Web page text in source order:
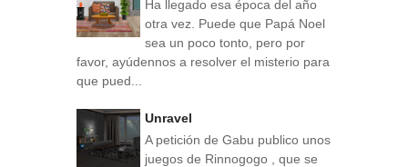
Ha llegado esa época del año
otra vez. Puede que Papá Noel
sea un poco tonto, pero por
favor, ayúdennos a resolver el misterio para
que pued...
Unravel
A petición de Gabu publico unos
juegos de Rinnogogo , que se